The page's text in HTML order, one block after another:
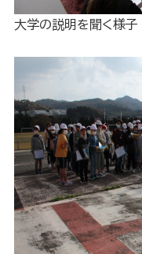
大学の説明を聞く様子